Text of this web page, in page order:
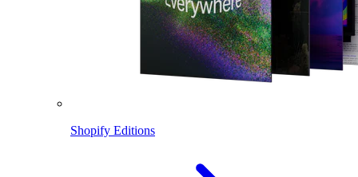
Shopify Editions